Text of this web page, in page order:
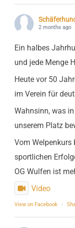
2 months ago
Ein halbes
und jede Menge
Heute vor 50
im Verein für
Wahnsinn, was
unserem Platz
Vom Welpenkurs
sportlichen
OG Wulfen ist
Video
View on Facebook ·